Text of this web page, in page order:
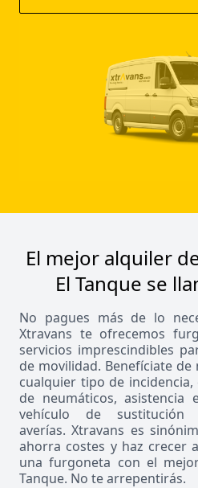
El mejor alquiler
El Tanque se
No pagues más de lo
Xtravans te ofrecemos
servicios imprescindibles
de movilidad. Benefíciate
cualquier tipo de
de neumáticos, asistencia
vehículo de
averías. Xtravans es
ahorra costes y haz crecer
una furgoneta con el
Tanque. No te arrepentirás.